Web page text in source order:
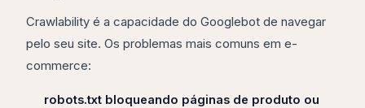
Crawlability é a capacidade do Googlebot de navegar
pelo seu site. Os problemas mais comuns em e-
commerce:
robots.txt bloqueando páginas de produto ou